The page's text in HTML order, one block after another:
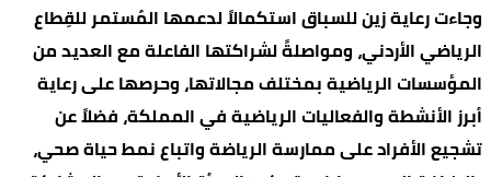
وجاءت رعاية زين للسباق استكمالاً لدعمها المُستمر للقِطاع
الرياضي الأردني، ومواصلةً لشراكتها الفاعلة مع العديد من
المؤسسات الرياضية بمختلف مجالاتها، وحرصها على رعاية
أبرز الأنشطة والفعاليات الرياضية في المملكة، فضلاً عن
تشجيع الأفراد على ممارسة الرياضة واتباع نمط حياة صحي،